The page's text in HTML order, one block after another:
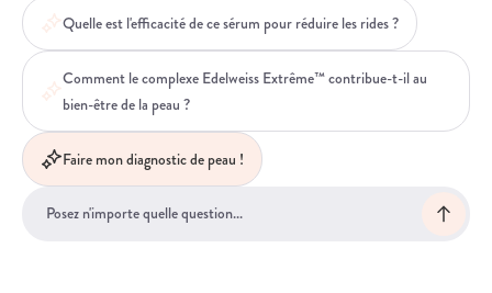
Quelle est l'efficacité de ce sérum pour réduire les rides ?
Comment le complexe Edelweiss Extrême™ contribue-t-il au
bien-être de la peau ?
Faire mon diagnostic de peau !